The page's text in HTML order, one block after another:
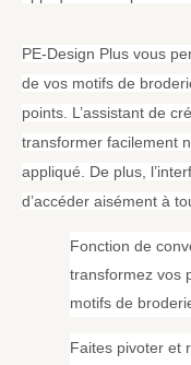
PE-Design Plus vous
de vos motifs de
points. L’assistant de
transformer facilement
appliqué. De plus,
d’accéder aisément à
Fonction de
transformez vos
motifs de
Faites pivoter et